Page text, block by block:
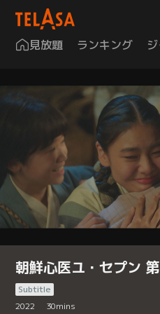
見放題 ランキング
朝鮮心医ユ・セプン
Subtitle
2022
30mins